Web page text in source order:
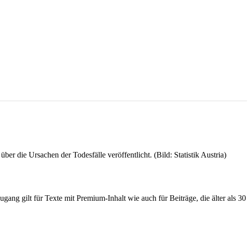
die Ursachen der Todesfälle veröffentlicht. (Bild: Statistik Austria)
gilt für Texte mit Premium-Inhalt wie auch für Beiträge, die älter als 30